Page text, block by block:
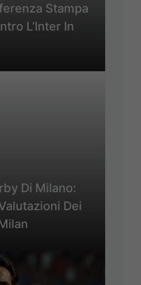
Stampa
L’Inter In
Di Milano:
Dei